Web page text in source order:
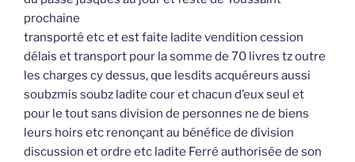
prochaine
transporté etc et est faite ladite vendition cession
délais et transport pour la somme de 70 livres tz outre
les charges cy dessus, que lesdits acquéreurs aussi
soubzmis soubz ladite cour et chacun d’eux seul et
pour le tout sans division de personnes ne de biens
leurs hoirs etc renonçant au bénéfice de division
discussion et ordre etc ladite Ferré authorisée de son